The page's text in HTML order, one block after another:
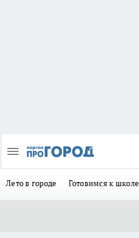
Лето в городе Готовимся к школе